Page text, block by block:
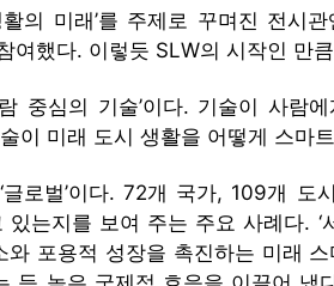
활의 미래’를 주제로 꾸며진 전
여했다. 이렇듯 SLW의 시작인 만
중심의 기술’이다. 기술이 사
이 미래 도시 생활을 어떻게 스마
로벌’이다. 72개 국가, 109개
는지를 보여 주는 주요 사례다. ‘
와 포용적 성장을 촉진하는 미래